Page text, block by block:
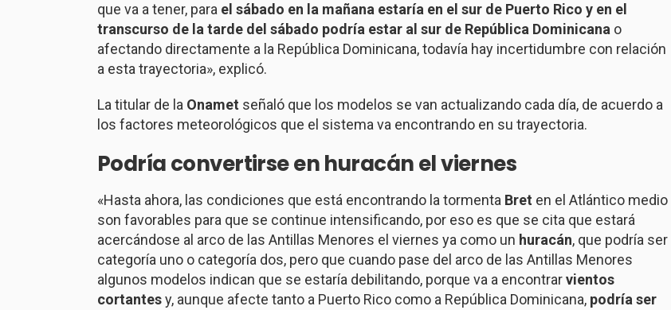
que va a tener, para el sábado en la mañana estaría en el sur de Puerto Rico y en el
transcurso de la tarde del sábado podría estar al sur de República Dominicana o
afectando directamente a la República Dominicana, todavía hay incertidumbre con relación
a esta trayectoria», explicó.
La titular de la Onamet señaló que los modelos se van actualizando cada día, de acuerdo a
los factores meteorológicos que el sistema va encontrando en su trayectoria.
Podría convertirse enhuracánel viernes
«Hasta ahora, las condiciones que está encontrando la tormenta Bret en el Atlántico medio
son favorables para que se continue intensificando, por eso es que se cita que estará
acercándose al arco de las Antillas Menores el viernes ya como un huracán, que podría ser
categoría uno o categoría dos, pero que cuando pase del arco de las Antillas Menores
algunos modelos indican que se estaría debilitando, porque va a encontrarvientos
cortantesy, aunque afecte tanto a Puerto Rico como a República Dominicana, podría ser